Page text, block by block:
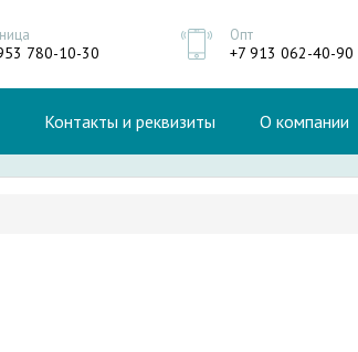
780-10-30
Опт
+7 913 062-40-90
Контакты и реквизиты О компании